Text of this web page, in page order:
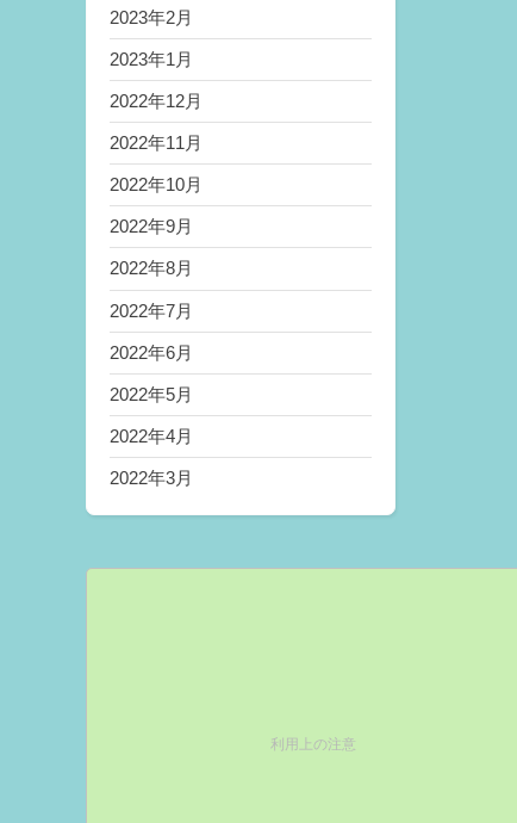
2023年2月
2023年1月
2022年12月
2022年11月
2022年10月
2022年9月
2022年8月
2022年7月
2022年6月
2022年5月
2022年4月
2022年3月
利用上の注意